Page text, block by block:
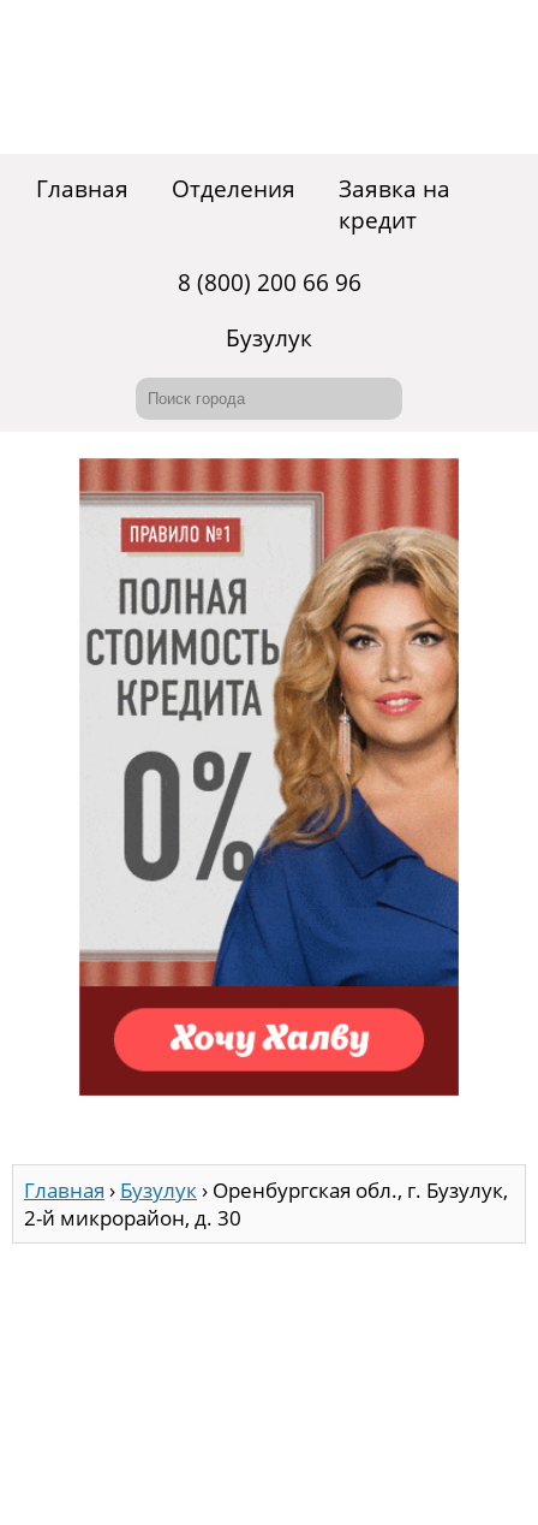
Главная Отделения
Заявка на
кредит
8 (800) 200 66 96
Бузулук
Главная › Бузулук› Оренбургская обл., г. Бузулук,
2-й микрорайон, д. 30